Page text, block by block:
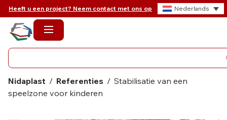
Heeft u een project? Neem contact met ons op Nederlands
Nidaplast / Referenties / Stabilisatie van een
speelzone voor kinderen